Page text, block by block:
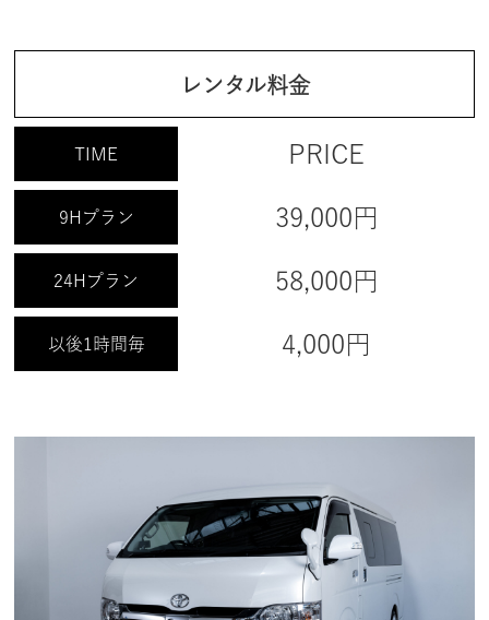
レンタル料金
TIME PRICE
9Hプラン 39,000円
24Hプラン 58,000円
以後1時間毎 4,000円